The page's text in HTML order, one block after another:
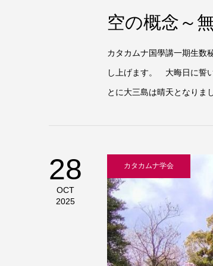
空の概念～
カタカムナ国學講一期生数
し上げます。 大晦日に誓
とに大三島は晴天となり
28
OCT
2025
カタカムナ学会